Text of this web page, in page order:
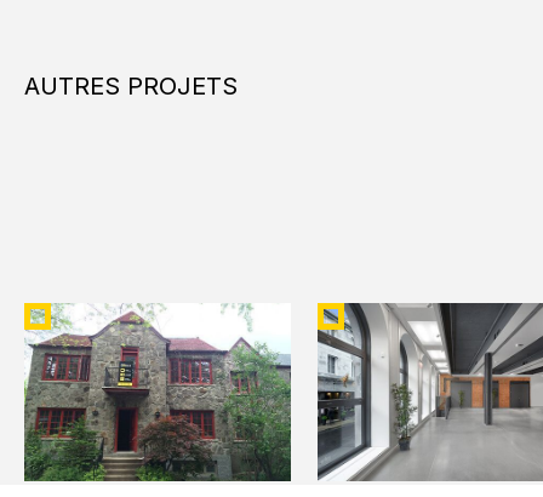
AUTRES PROJETS
RÉNOVATION DU 2795-97
WILLOWDALE
CENTRE PHI - ESPACE
PLATEAU